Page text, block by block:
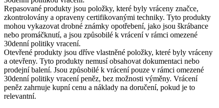
Repasované produkty jsou položky, které byly vráceny značce,
zkontrolovány a opraveny certifikovanými techniky. Tyto produkty
mohou vykazovat drobné známky opotřebení, jako jsou škrábance
nebo promáčknutí, a jsou způsobilé k vrácení v rámci omezené
30denní politiky vracení.
Otevřené produkty jsou dříve vlastněné položky, které byly vráceny
a otevřeny. Tyto produkty nemusí obsahovat dokumentaci nebo
prodejní balení. Jsou způsobilé k vrácení pouze v rámci omezené
30denní politiky vracení peněz, bez možnosti výměny. Vrácení
peněz zahrnuje kupní cenu a náklady na doručení, pokud je to
relevantní.